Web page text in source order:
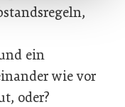
ein
wie vor
oder?